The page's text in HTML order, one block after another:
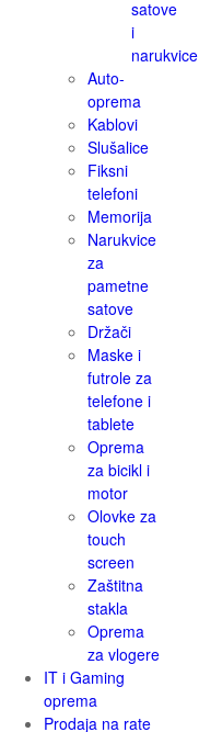
satove
i
narukvice
Auto-
oprema
Kablovi
Slušalice
Fiksni
telefoni
Memorija
Narukvice
za
pametne
satove
Držači
Maske i
futrole za
telefone i
tablete
Oprema
za bicikl i
motor
Olovke za
touch
screen
Zaštitna
stakla
Oprema
za vlogere
IT i Gaming
oprema
Prodaja na rate